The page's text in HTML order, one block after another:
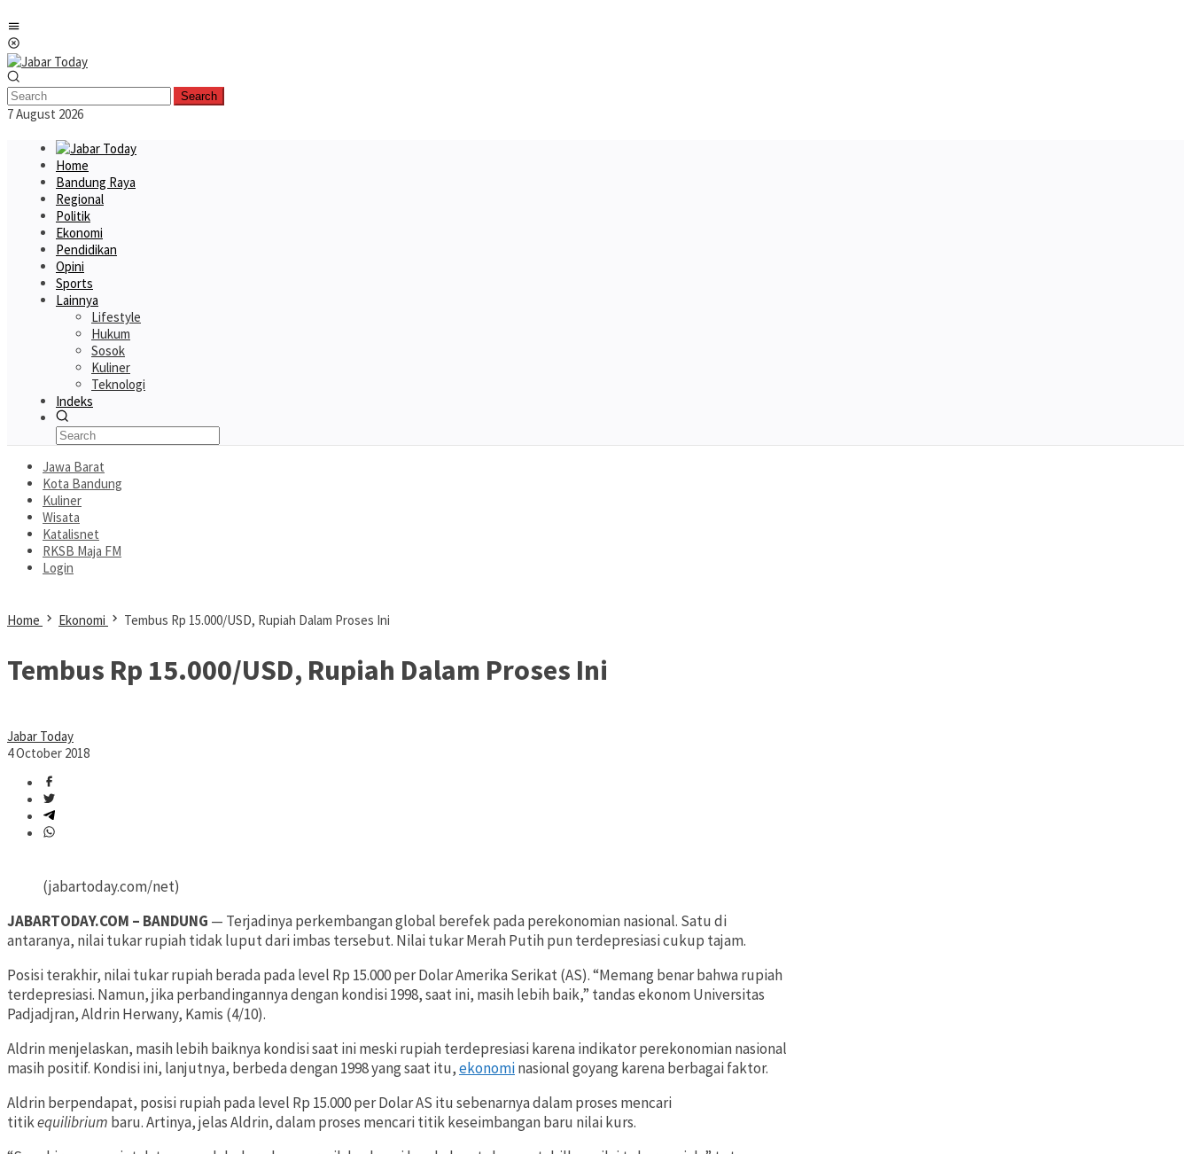
to
content
Search
7 August 2026
Home
Bandung Raya
Regional
Politik
Ekonomi
Pendidikan
Opini
Sports
Lainnya
Lifestyle
Hukum
Sosok
Kuliner
Teknologi
Indeks
Jawa Barat
Kota Bandung
Kuliner
Wisata
Katalisnet
RKSB Maja FM
Login
Home Ekonomi Tembus Rp 15.000/USD, Rupiah Dalam Proses Ini
Tembus Rp 15.000/USD, Rupiah Dalam Proses Ini
Jabar Today
4 October 2018
(jabartoday.com/net)
JABARTODAY.COM – BANDUNG — Terjadinya perkembangan global berefek pada perekonomian nasional. Satu di
antaranya, nilai tukar rupiah tidak luput dari imbas tersebut. Nilai tukar Merah Putih pun terdepresiasi cukup tajam.
Posisi terakhir, nilai tukar rupiah berada pada level Rp 15.000 per Dolar Amerika Serikat (AS). “Memang benar bahwa rupiah
terdepresiasi. Namun, jika perbandingannya dengan kondisi 1998, saat ini, masih lebih baik,” tandas ekonom Universitas
Padjadjran, Aldrin Herwany, Kamis (4/10).
Aldrin menjelaskan, masih lebih baiknya kondisi saat ini meski rupiah terdepresiasi karena indikator perekonomian nasional
masih positif. Kondisi ini, lanjutnya, berbeda dengan 1998 yang saat itu,ekonominasional goyang karena berbagai faktor.
Aldrin berpendapat, posisi rupiah pada level Rp 15.000 per Dolar AS itu sebenarnya dalam proses mencari
titikequilibrium baru. Artinya, jelas Aldrin, dalam proses mencari titik keseimbangan baru nilai kurs.